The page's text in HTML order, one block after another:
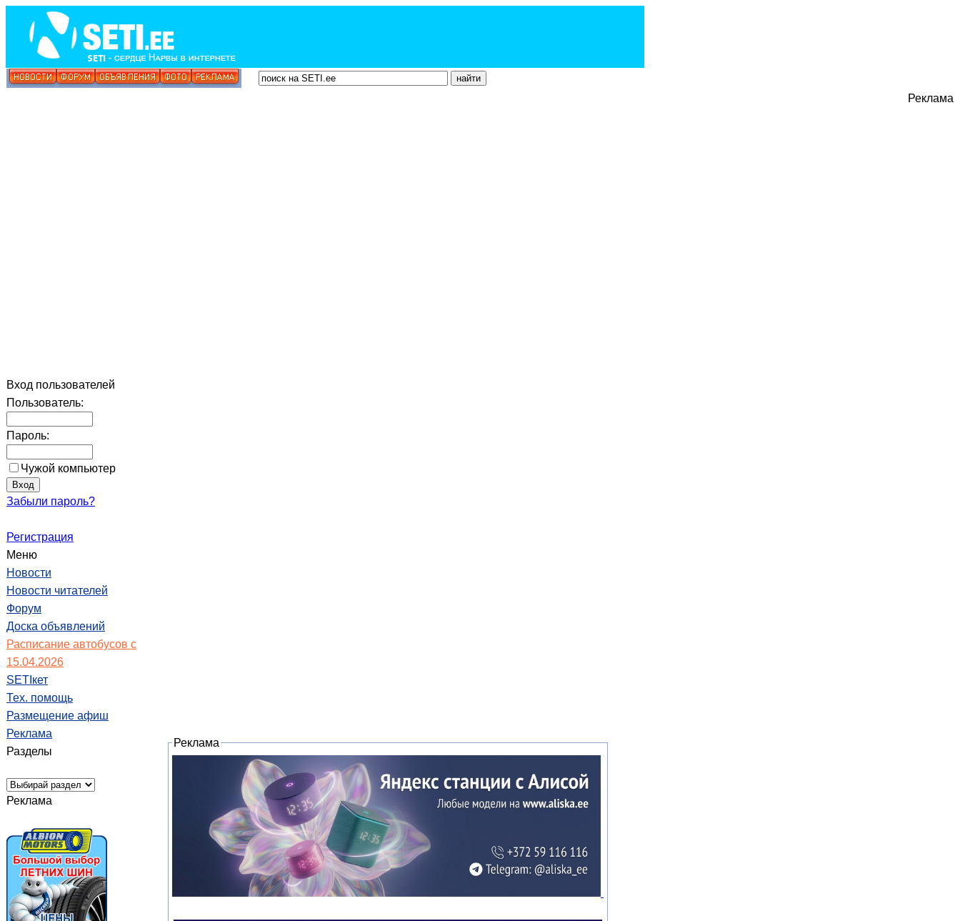
Вход пользователей
Пользователь:
Пароль:
Чужой компьютер
Забыли пароль?
Регистрация
Меню
Новости
Новости читателей
Форум
Доска объявлений
Расписание автобусов с
15.04.2026
SETIкет
Тех. помощь
Размещение афиш
Реклама
Разделы
Реклама
Реклама
Реклама